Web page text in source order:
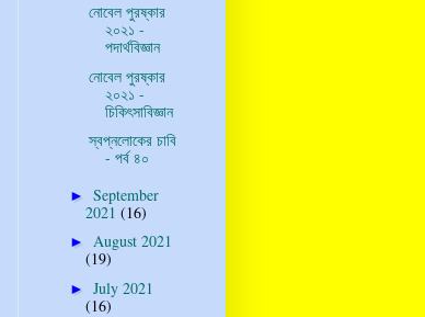
নোবেল পুরষ্কার
২০২১ -
পদার্থবিজ্ঞান
নোবেল পুরষ্কার
২০২১ -
চিকিৎসাবিজ্ঞান
স্বপ্নলোকের চাবি
- পর্ব ৪০
► September
2021 (16)
► August 2021
(19)
► July 2021
(16)